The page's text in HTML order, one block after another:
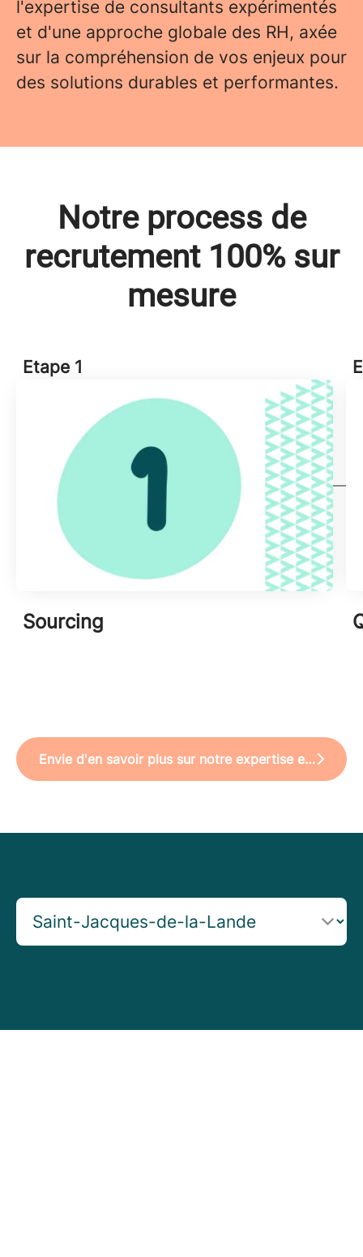
l'expertise de consultants expérimentés
et d'une approche globale des RH, axée
sur la compréhension de vos enjeux pour
des solutions durables et performantes.
Notre process de
recrutement 100% sur
mesure
Etape 1
Sourcing
Envie d'en savoir plus sur notre expertise en recrutement ?